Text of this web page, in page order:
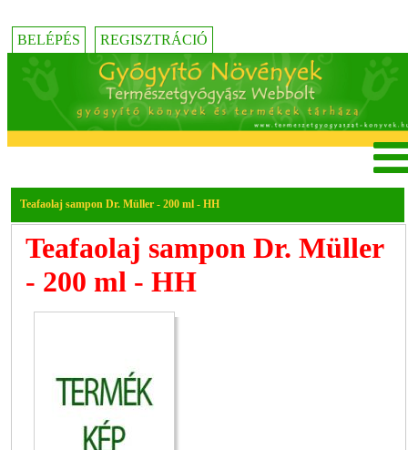
BELÉPÉS REGISZTRÁCIÓ
Teafaolaj sampon Dr. Müller - 200 ml - HH
Teafaolaj sampon Dr. Müller
- 200 ml - HH